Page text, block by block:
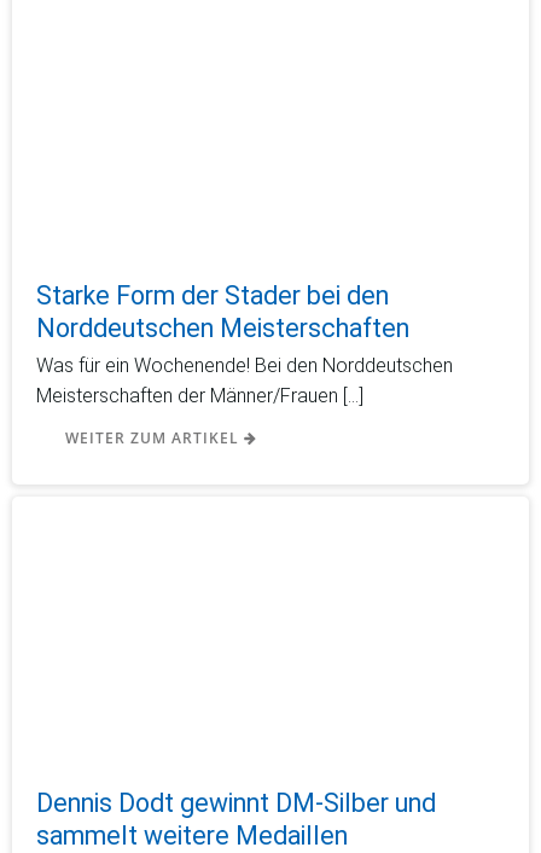
Starke Form der Stader bei den
Norddeutschen Meisterschaften
Was für ein Wochenende! Bei den Norddeutschen
Meisterschaften der Männer/Frauen […]
WEITER ZUM ARTIKEL
Dennis Dodt gewinnt DM-Silber und
sammelt weitere Medaillen